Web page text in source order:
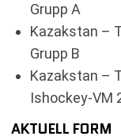
Grupp A
Kazakstan –
Grupp B
Kazakstan –
Ishockey-VM
AKTUELL FORM